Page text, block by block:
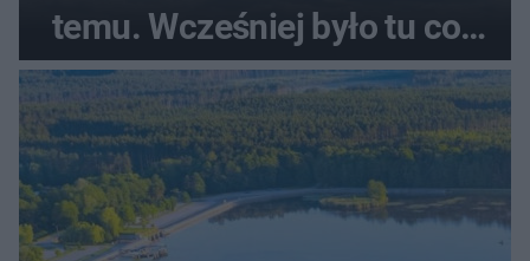
temu. Wcześniej było tu coś
zupełnie innego